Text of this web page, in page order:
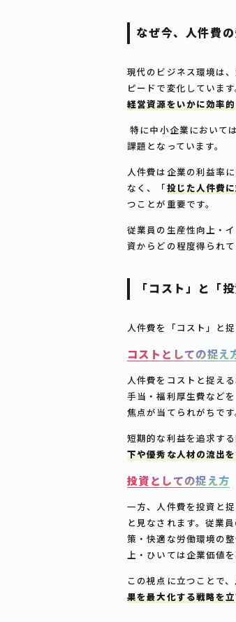
なぜ今、人件費
現代のビジネス環境は
ピードで変化していま
経営資源をいかに効率
特に中小企業において
課題となっています。
人件費は企業の利益率
なく、「投じた人件費
つことが重要です。
従業員の生産性向上・
資からどの程度得られ
「コスト」と「
人件費を「コスト」と
コストとしての捉え
人件費をコストと捉え
手当・福利厚生費など
焦点が当てられがちです
短期的な利益を追求す
下や優秀な人材の流出
投資としての捉え方
一方、人件費を投資と
と見なされます。従業
策・快適な労働環境の
上・ひいては企業価値
この視点に立つことで、
果を最大化する戦略を